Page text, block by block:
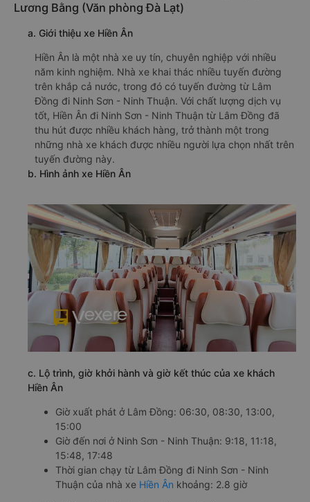
Lương Bằng (Văn phòng Đà Lạt)
a. Giới thiệu xe Hiền Ân
Hiền Ân là một nhà xe uy tín, chuyên nghiệp với nhiều
năm kinh nghiệm. Nhà xe khai thác nhiều tuyến đường
trên khắp cả nước, trong đó có tuyến đường từ Lâm
Đồng đi Ninh Sơn - Ninh Thuận. Với chất lượng dịch vụ
tốt, Hiền Ân đi Ninh Sơn - Ninh Thuận từ Lâm Đồng đã
thu hút được nhiều khách hàng, trở thành một trong
những nhà xe khách được nhiều người lựa chọn nhất trên
tuyến đường này.
b. Hình ảnh xe Hiền Ân
c. Lộ trình, giờ khởi hành và giờ kết thúc của xe khách
Hiền Ân
Giờ xuất phát ở Lâm Đồng: 06:30, 08:30, 13:00,
15:00
Giờ đến nơi ở Ninh Sơn - Ninh Thuận: 9:18, 11:18,
15:48, 17:48
Thời gian chạy từ Lâm Đồng đi Ninh Sơn - Ninh
Thuận của nhà xe Hiền Ân khoảng: 2.8 giờ